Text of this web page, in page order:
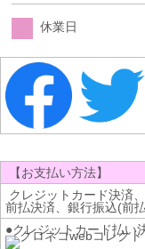
休業日
【お支払い方法】
クレジットカード決済
前払決済、銀行振込(前
●クレジットカード払い